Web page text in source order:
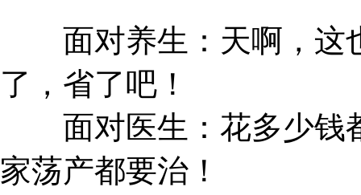
面对养生：天啊，这
了，省了吧！
面对医生：花多少钱
家荡产都要治！